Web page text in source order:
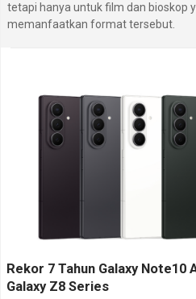
tetapi hanya untuk film dan bioskop
memanfaatkan format tersebut.
Rekor 7 Tahun Galaxy Note10
Galaxy Z8 Series